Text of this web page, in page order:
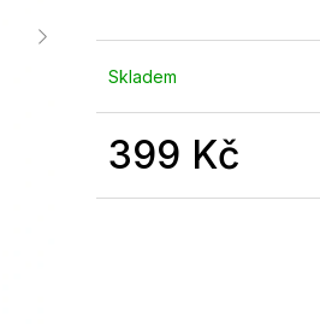
Skladem
399 Kč